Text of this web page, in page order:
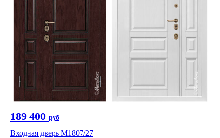
189 400 руб
Входная дверь М1807/27